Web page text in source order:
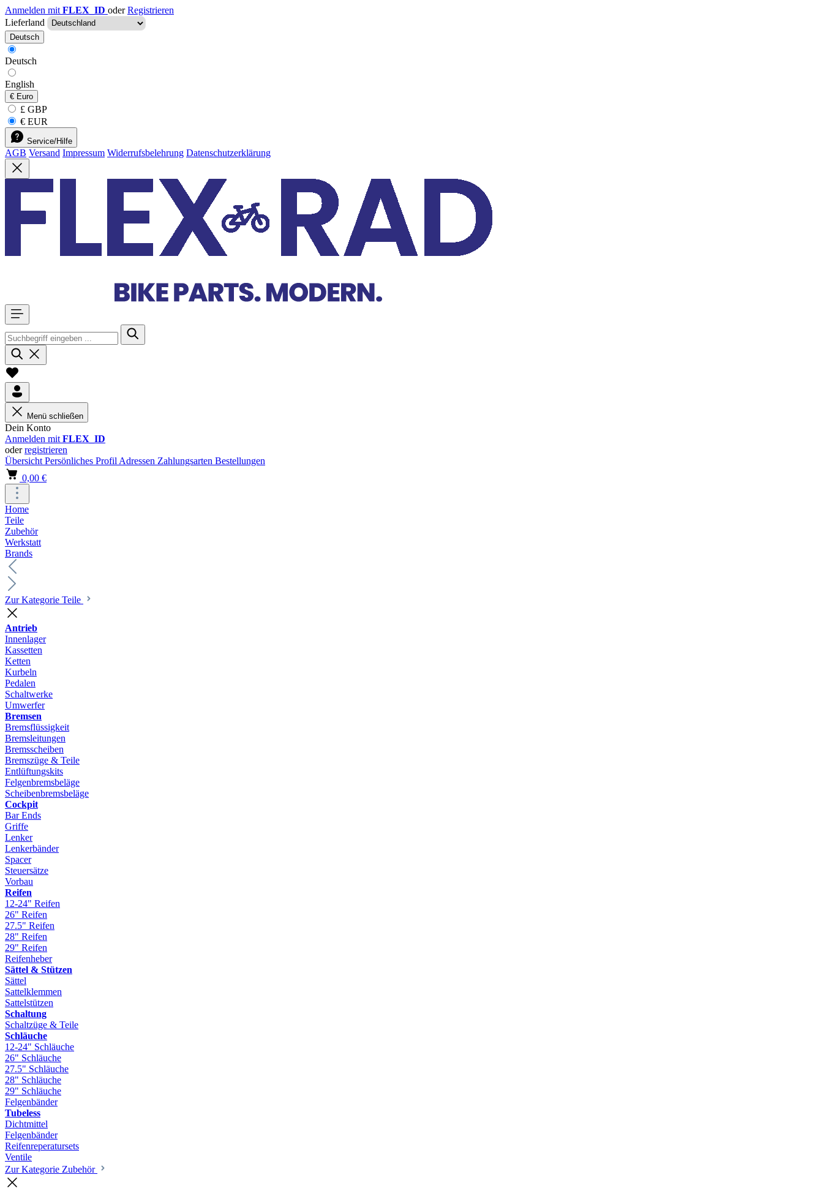
Anmelden mit FLEX_ID oder Registrieren
Lieferland
Deutsch
Deutsch
English
€ Euro
£ GBP
€ EUR
Service/Hilfe
AGB Versand Impressum Widerrufsbelehrung Datenschutzerklärung
Menü schließen
Dein Konto
Anmelden mit FLEX_ID
oderregistrieren
Übersicht Persönliches Profil Adressen Zahlungsarten Bestellungen
0,00 €
Home
Teile
Zubehör
Werkstatt
Brands
Zur Kategorie Teile
Antrieb
Innenlager
Kassetten
Ketten
Kurbeln
Pedalen
Schaltwerke
Umwerfer
Bremsen
Bremsflüssigkeit
Bremsleitungen
Bremsscheiben
Bremszüge & Teile
Entlüftungskits
Felgenbremsbeläge
Scheibenbremsbeläge
Cockpit
Bar Ends
Griffe
Lenker
Lenkerbänder
Spacer
Steuersätze
Vorbau
Reifen
12-24" Reifen
26" Reifen
27.5" Reifen
28" Reifen
29" Reifen
Reifenheber
Sättel & Stützen
Sättel
Sattelklemmen
Sattelstützen
Schaltung
Schaltzüge & Teile
Schläuche
12-24" Schläuche
26" Schläuche
27.5" Schläuche
28" Schläuche
29" Schläuche
Felgenbänder
Tubeless
Dichtmittel
Felgenbänder
Reifenreperatursets
Ventile
Zur Kategorie Zubehör